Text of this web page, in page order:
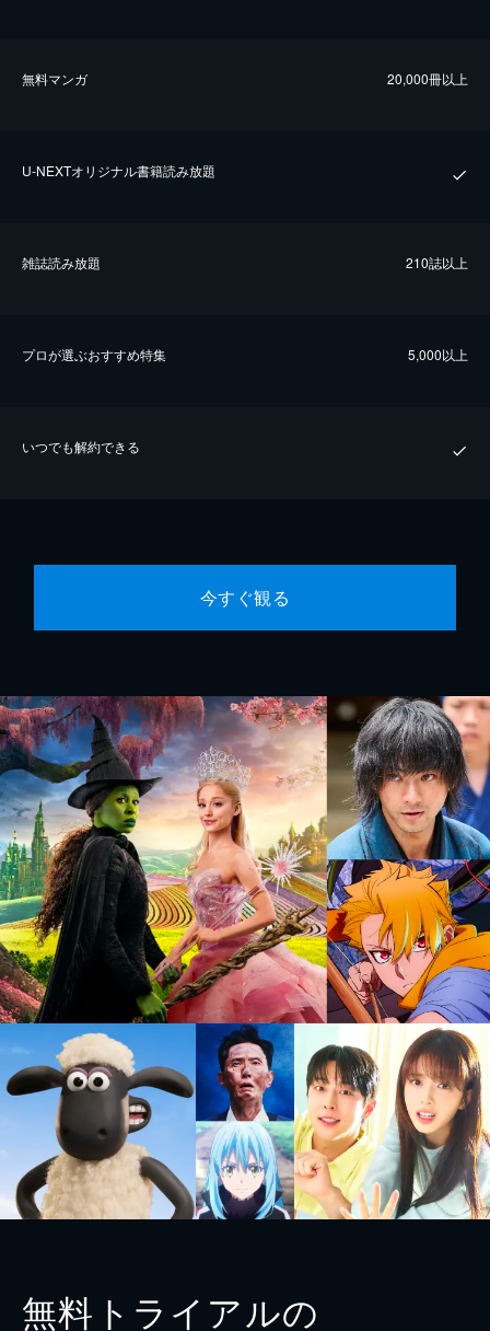
無料マンガ 20,000冊以上
U-NEXTオリジナル書籍読み放題
雑誌読み放題 210誌以上
プロが選ぶおすすめ特集 5,000以上
いつでも解約できる
今すぐ観る
無料トライアルの